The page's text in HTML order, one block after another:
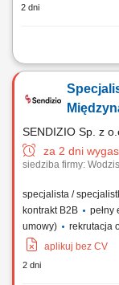
2 dni
Codzienne
Samodzielne
ekonomicznych
SENDIZIO Sp. z
za 2 dni
siedziba firmy:
specjalista /
kontrakt B2B
pełny
umowy)
rekrutacja
aplikuj bez CV
2 dni